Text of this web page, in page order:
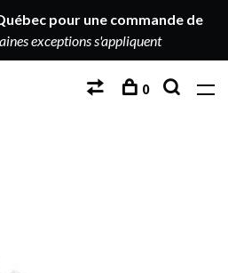
pour une commande de
exceptions s'appliquent
0